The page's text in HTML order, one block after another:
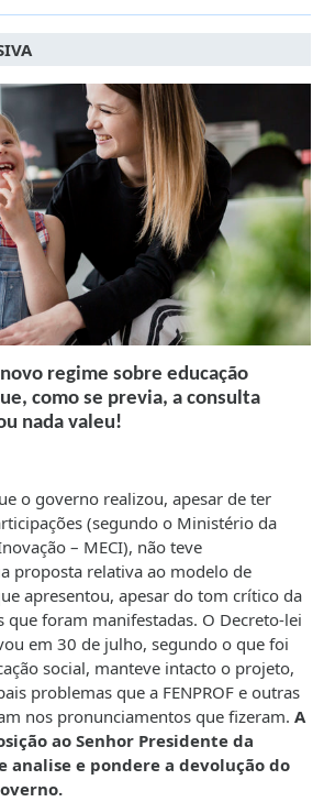
regime sobre educação
como se previa, a consulta
nada valeu!
o governo realizou, apesar de ter
(segundo o Ministério da
– MECI), não teve
proposta relativa ao modelo de
apresentou, apesar do tom crítico da
que foram manifestadas. O Decreto-lei
em 30 de julho, segundo o que foi
social, manteve intacto o projeto,
problemas que a FENPROF e outras
nos pronunciamentos que fizeram. A
ao Senhor Presidente da
analise e pondere a devolução do